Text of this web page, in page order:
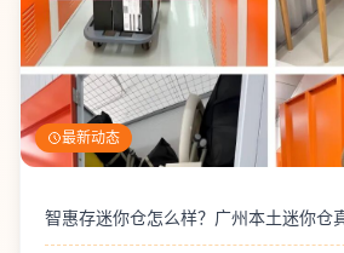
最新动态
智惠存迷你仓怎么样？广州本土迷你仓